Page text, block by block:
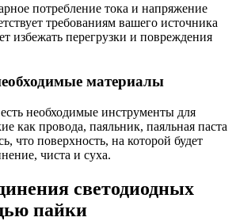
потребление тока и напряжение
требованиям вашего источника
избежать перегрузки и повреждения
материалы
необходимые инструменты для
как провода, паяльник, паяльная паста
что поверхность, на которой будет
чиста и суха.
светодиодных
пайки